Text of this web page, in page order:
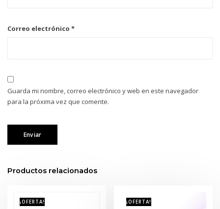
Correo electrónico *
Guarda mi nombre, correo electrónico y web en este navegador
para la próxima vez que comente.
Productos relacionados
¡OFERTA! ¡OFERTA!